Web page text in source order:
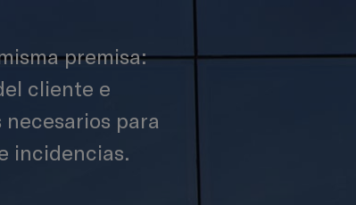
premisa:
cliente e
para
incidencias.